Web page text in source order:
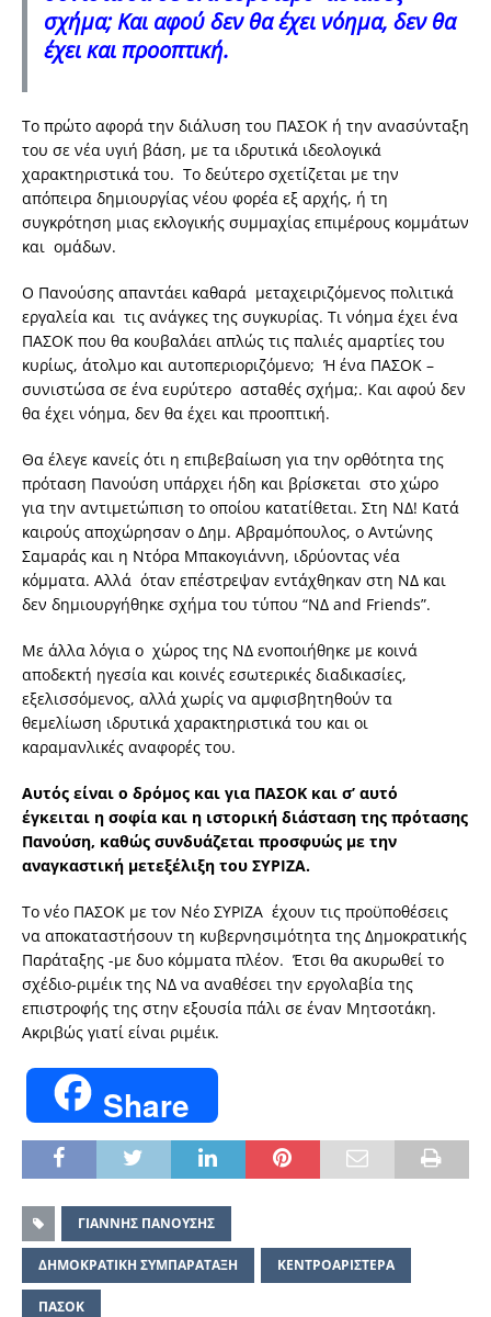
σχήμα; Και αφού δεν θα έχει νόημα, δεν θα
έχει και προοπτική.
Το πρώτο αφορά την διάλυση του ΠΑΣΟΚ ή την ανασύνταξη
του σε νέα υγιή βάση, με τα ιδρυτικά ιδεολογικά
χαρακτηριστικά του. Το δεύτερο σχετίζεται με την
απόπειρα δημιουργίας νέου φορέα εξ αρχής, ή τη
συγκρότηση μιας εκλογικής συμμαχίας επιμέρους κομμάτων
και ομάδων.
Ο Πανούσης απαντάει καθαρά μεταχειριζόμενος πολιτικά
εργαλεία και τις ανάγκες της συγκυρίας. Τι νόημα έχει ένα
ΠΑΣΟΚ που θα κουβαλάει απλώς τις παλιές αμαρτίες του
κυρίως, άτολμο και αυτοπεριοριζόμενο; Ή ένα ΠΑΣΟΚ –
συνιστώσα σε ένα ευρύτερο ασταθές σχήμα;. Και αφού δεν
θα έχει νόημα, δεν θα έχει και προοπτική.
Θα έλεγε κανείς ότι η επιβεβαίωση για την ορθότητα της
πρόταση Πανούση υπάρχει ήδη και βρίσκεται στο χώρο
για την αντιμετώπιση το οποίου κατατίθεται. Στη ΝΔ! Κατά
καιρούς αποχώρησαν ο Δημ. Αβραμόπουλος, ο Αντώνης
Σαμαράς και η Ντόρα Μπακογιάννη, ιδρύοντας νέα
κόμματα. Αλλά όταν επέστρεψαν εντάχθηκαν στη ΝΔ και
δεν δημιουργήθηκε σχήμα του τύπου “ΝΔ and Friends”.
Με άλλα λόγια ο χώρος της ΝΔ ενοποιήθηκε με κοινά
αποδεκτή ηγεσία και κοινές εσωτερικές διαδικασίες,
εξελισσόμενος, αλλά χωρίς να αμφισβητηθούν τα
θεμελίωση ιδρυτικά χαρακτηριστικά του και οι
καραμανλικές αναφορές του.
Αυτός είναι ο δρόμος και για ΠΑΣΟΚ και σ’ αυτό
έγκειται η σοφία και η ιστορική διάσταση της πρότασης
Πανούση, καθώς συνδυάζεται προσφυώς με την
αναγκαστική μετεξέλιξη του ΣΥΡΙΖΑ.
Το νέο ΠΑΣΟΚ με τον Νέο ΣΥΡΙΖΑ έχουν τις προϋποθέσεις
να αποκαταστήσουν τη κυβερνησιμότητα της Δημοκρατικής
Παράταξης -με δυο κόμματα πλέον. Έτσι θα ακυρωθεί το
σχέδιο-ριμέικ της ΝΔ να αναθέσει την εργολαβία της
επιστροφής της στην εξουσία πάλι σε έναν Μητσοτάκη.
Ακριβώς γιατί είναι ριμέικ.
Share
ΓΙΑΝΝΗΣ ΠΑΝΟΥΣΗΣ
ΔΗΜΟΚΡΑΤΙΚΗ ΣΥΜΠΑΡΑΤΑΞΗ ΚΕΝΤΡΟΑΡΙΣΤΕΡΑ
ΠΑΣΟΚ